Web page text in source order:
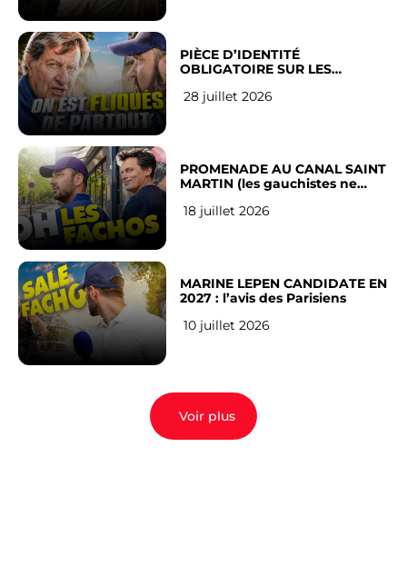
PIÈCE D’IDENTITÉ
OBLIGATOIRE SUR LES
Français
28 juillet 2026
PROMENADE AU CANAL SAINT
MARTIN (les gauchistes ne
18 juillet 2026
MARINE LEPEN CANDIDATE EN
2027 : l’avis des Parisiens
10 juillet 2026
Voir plus